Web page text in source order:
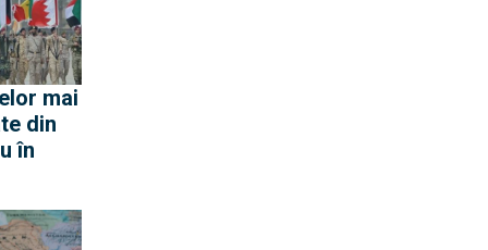
mai
din
în